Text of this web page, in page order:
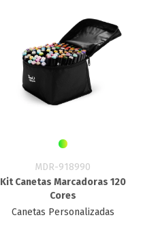
MDR-918990
Kit Canetas Marcadoras 120
Cores
Canetas Personalizadas